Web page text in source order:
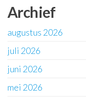
Archief
augustus 2026
juli 2026
juni 2026
mei 2026